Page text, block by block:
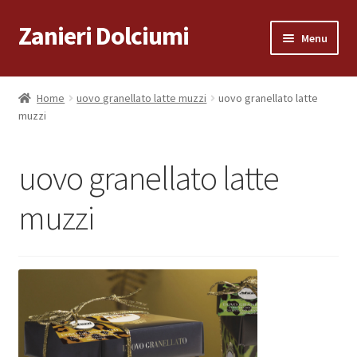
Vai
alla
Vai
al
Zanieri Dolciumi Menu
Home
Carrello
Condizioni di vendita
Consegna a Domicilio
Dove siamo
Home uovo granellato latte muzzi
uovo granellato latte
muzzi
uovo granellato latte
muzzi